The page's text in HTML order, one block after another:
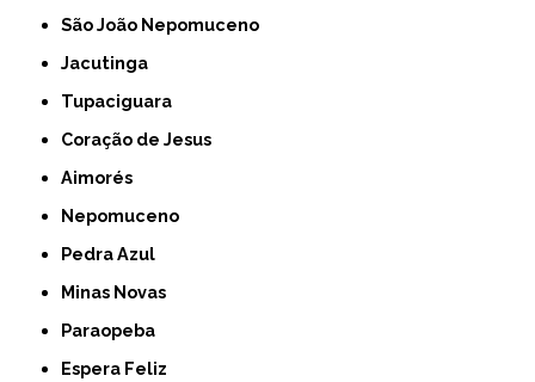
São João Nepomuceno
Jacutinga
Tupaciguara
Coração de Jesus
Aimorés
Nepomuceno
Pedra Azul
Minas Novas
Paraopeba
Espera Feliz